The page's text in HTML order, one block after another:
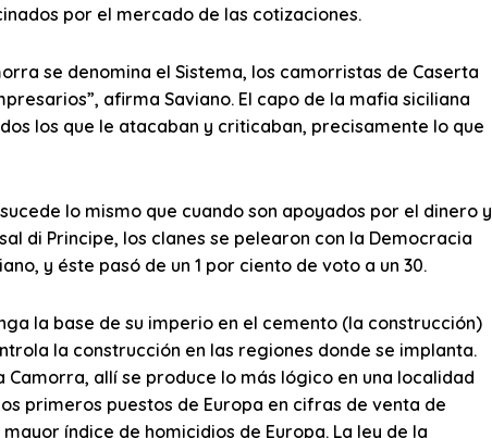
por el mercado de las cotizaciones.
se denomina el Sistema, los camorristas de Caserta
afirma Saviano. El capo de la mafia siciliana
los que le atacaban y criticaban, precisamente lo que
lo mismo que cuando son apoyados por el dinero y
di Principe, los clanes se pelearon con la Democracia
y éste pasó de un 1 por ciento de voto a un 30.
la base de su imperio en el cemento (la construcción)
la construcción en las regiones donde se implanta.
allí se produce lo más lógico en una localidad
primeros puestos de Europa en cifras de venta de
índice de homicidios de Europa. La ley de la